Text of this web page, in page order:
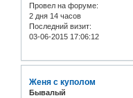
Провел на форуме:
2 дня 14 часов
Последний визит:
03-06-2015 17:06:12
Женя с куполом
Бывалый